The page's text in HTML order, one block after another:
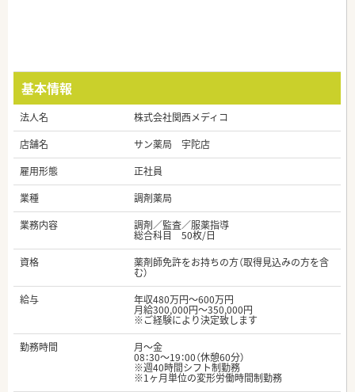
基本情報
法人名
株式会社関西メディコ
店舗名
サン薬局 宇陀店
雇用形態
正社員
業種
調剤薬局
業務内容
調剤／監査／服薬指導
総合科目 50枚/日
資格
薬剤師免許をお持ちの方（取得見込みの方を含
む）
給与
年収480万円～600万円
月給300,000円～350,000円
※ご経験により決定致します
勤務時間
月～金
08：30～19：00（休憩60分）
※週40時間シフト制勤務
※1ヶ月単位の変形労働時間制勤務